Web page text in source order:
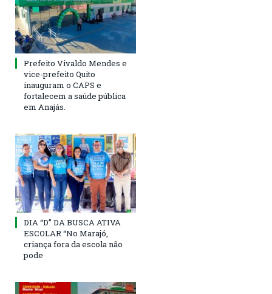
Prefeito Vivaldo Mendes e
vice-prefeito Quito
inauguram o CAPS e
fortalecem a saúde pública
em Anajás.
DIA “D” DA BUSCA ATIVA
ESCOLAR “No Marajó,
criança fora da escola não
pode